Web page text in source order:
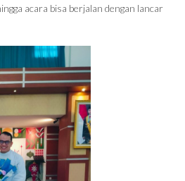
acara bisa berjalan dengan lancar